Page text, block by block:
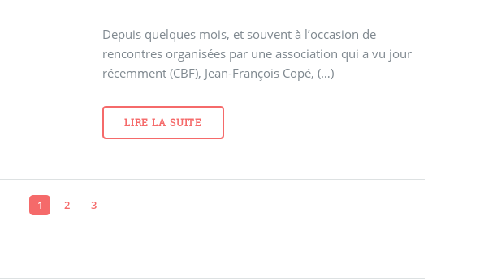
Depuis quelques mois, et souvent à l’occasion de
rencontres organisées par une association qui a vu jour
récemment (CBF), Jean-François Copé, (…)
LIRE LA SUITE
1 2 3